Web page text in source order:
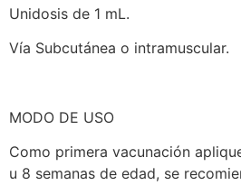
Unidosis de 1 mL.
Vía Subcutánea o intramuscular.
MODO DE USO
Como primera vacunación
u 8 semanas de edad, se